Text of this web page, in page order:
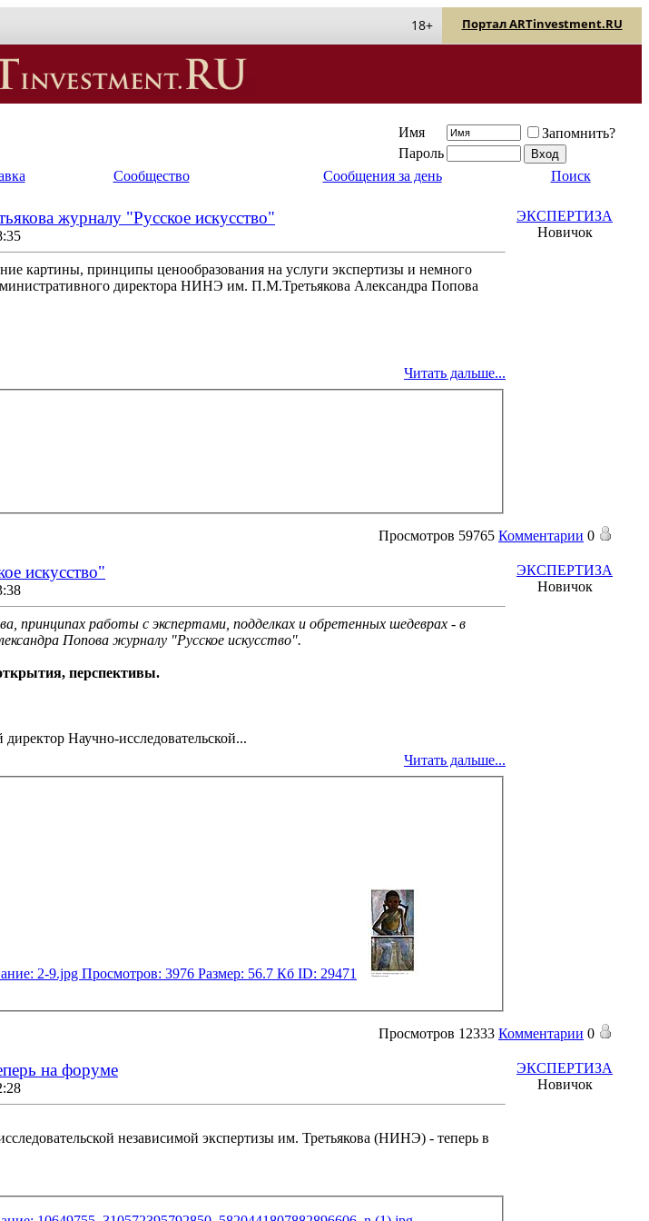
Портал ARTinvestment.RU
18+
Имя
Запомнить?
Пароль
Сообщество Сообщения за день Поиск
журналу "Русское искусство"
картины, принципы ценообразования на услуги экспертизы и немного
директора НИНЭ им. П.М.Третьякова Александра Попова
Читать дальше...
ЭКСПЕРТИЗА
Новичок
Просмотров 59765 Комментарии 0
искусство"
принципах работы с экспертами, подделках и обретенных шедеврах - в
Попова журналу "Русское искусство".
перспективы.
Научно-исследовательской...
Читать дальше...
ЭКСПЕРТИЗА
Новичок
Просмотров 12333 Комментарии 0
на форуме
независимой экспертизы им. Третьякова (НИНЭ) - теперь в
ЭКСПЕРТИЗА
Новичок